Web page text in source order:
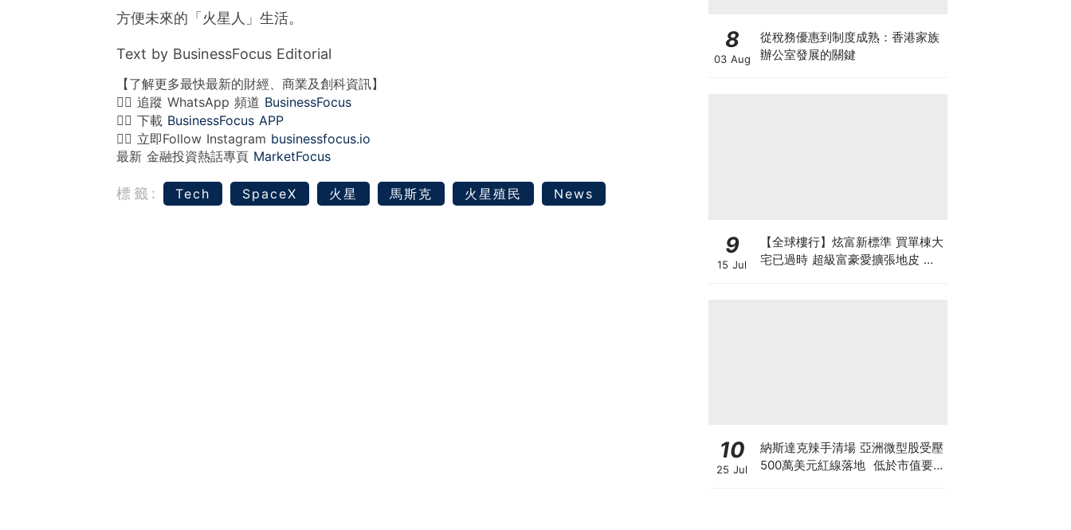
方便未來的「火星人」生活。
Text by BusinessFocus Editorial
【了解更多最快最新的財經、商業及創科資訊】
👉🏻 追蹤 WhatsApp 頻道 BusinessFocus
👉🏻 下載 BusinessFocus APP
👉🏻 立即Follow Instagram businessfocus.io
最新 金融投資熱話專頁 MarketFocus
標籤: Tech SpaceX 火星 馬斯克 火星殖民 News
8
03 Aug
從稅務優惠到制度成熟：香港家族
辦公室發展的關鍵
9
15 Jul
【全球樓行】炫富新標準 買單棟大
宅已過時 超級富豪愛擴張地皮 建
10
25 Jul
納斯達克辣手清場 亞洲微型股受壓
500萬美元紅線落地 低於市值要